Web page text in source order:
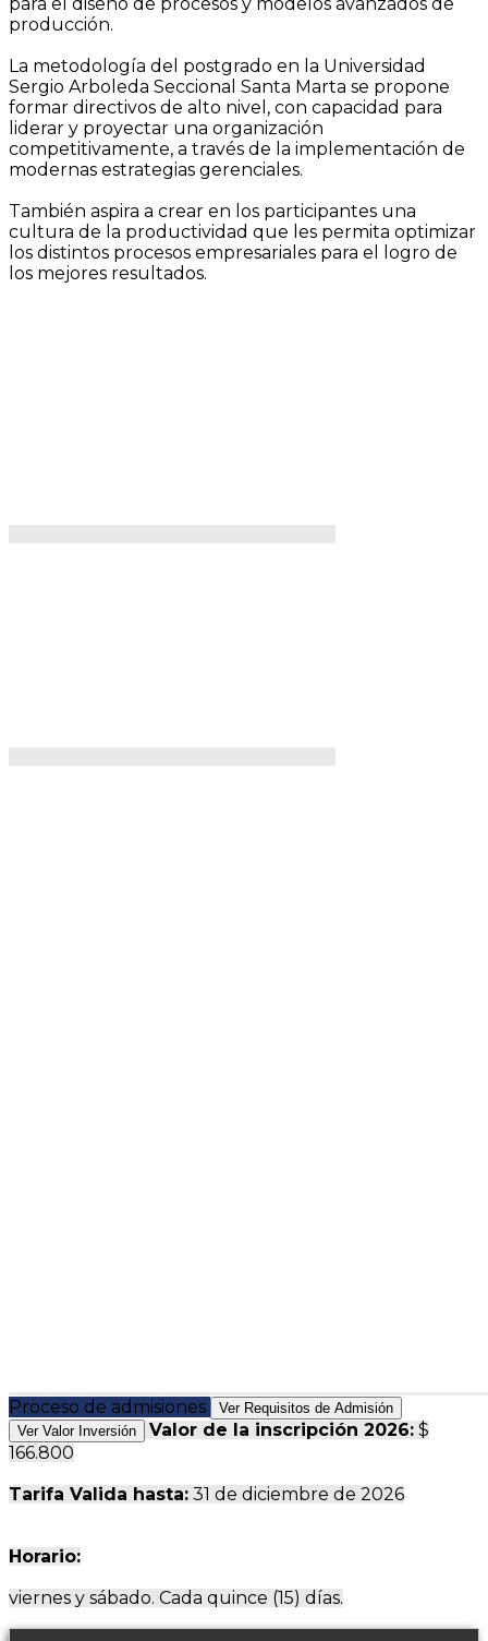
producción.
La metodología del postgrado en la Universidad
Sergio Arboleda Seccional Santa Marta se propone
formar directivos de alto nivel, con capacidad para
liderar y proyectar una organización
competitivamente, a través de la implementación de
modernas estrategias gerenciales.
También aspira a crear en los participantes una
cultura de la productividad que les permita optimizar
los distintos procesos empresariales para el logro de
los mejores resultados.
Proceso de admisiones
Ver Requisitos de Admisión
Ver Valor Inversión
Valor de la inscripción 2026: $
166.800
Tarifa Valida hasta: 31 de diciembre de 2026
Horario:
viernes y sábado. Cada quince (15) días.